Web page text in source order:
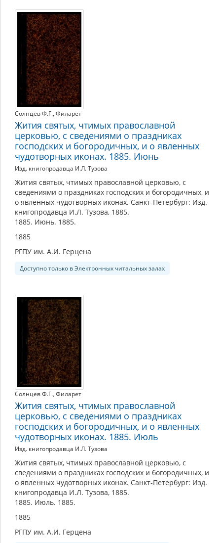
Солнцев Ф.Г., Филарет
Жития святых, чтимых православной
церковью, с сведениями о праздниках
господских и богородичных, и о явленных
чудотворных иконах. 1885. Июнь
Изд. книгопродавца И.Л. Тузова
Жития святых, чтимых православной церковью, с
сведениями о праздниках господских и богородичных, и
о явленных чудотворных иконах. Санкт-Петербург: Изд.
книгопродавца И.Л. Тузова, 1885.
1885. Июнь. 1885.
1885
РГПУ им. А.И. Герцена
Доступно только в Электронных читальных залах
Солнцев Ф.Г., Филарет
Жития святых, чтимых православной
церковью, с сведениями о праздниках
господских и богородичных, и о явленных
чудотворных иконах. 1885. Июль
Изд. книгопродавца И.Л. Тузова
Жития святых, чтимых православной церковью, с
сведениями о праздниках господских и богородичных, и
о явленных чудотворных иконах. Санкт-Петербург: Изд.
книгопродавца И.Л. Тузова, 1885.
1885. Июль. 1885.
1885
РГПУ им. А.И. Герцена